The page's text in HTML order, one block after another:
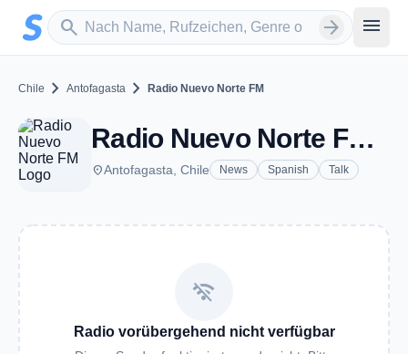
Zum Hauptinhalt springen
search
Sender suchen arrow_forward menu
Chile chevron_right Antofagasta chevron_right Radio Nuevo Norte FM
Radio Nuevo Norte FM - FM 104.7 - Antofagasta
placeAntofagasta, Chile News Spanish Talk
wifi_off
Radio vorübergehend nicht verfügbar